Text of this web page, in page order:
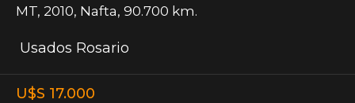
MT, 2010, Nafta, 90.700 km.
Usados Rosario
U$S 17.000